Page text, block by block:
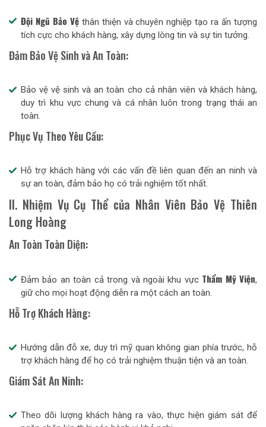
Đội Ngũ Bảo Vệthân thiện và chuyên nghiệp tạo ra ấn tượng
tích cực cho khách hàng, xây dựng lòng tin và sự tin tưởng.
Đảm Bảo Vệ Sinh và An Toàn:
Bảo vệ vệ sinh và an toàn cho cả nhân viên và khách hàng,
duy trì khu vực chung và cá nhân luôn trong trạng thái an
toàn.
Phục Vụ Theo Yêu Cầu:
Hỗ trợ khách hàng với các vấn đề liên quan đến an ninh và
sự an toàn, đảm bảo họ có trải nghiệm tốt nhất.
II. Nhiệm Vụ Cụ Thể của Nhân Viên Bảo Vệ Thiên
Long Hoàng
An Toàn Toàn Diện:
Đảm bảo an toàn cả trong và ngoài khu vực Thẩm Mỹ Viện,
giữ cho mọi hoạt động diễn ra một cách an toàn.
Hỗ Trợ Khách Hàng:
Hướng dẫn đỗ xe, duy trì mỹ quan không gian phía trước, hỗ
trợ khách hàng để họ có trải nghiệm thuận tiện và an toàn.
Giám Sát An Ninh:
Theo dõi lượng khách hàng ra vào, thực hiện giám sát để